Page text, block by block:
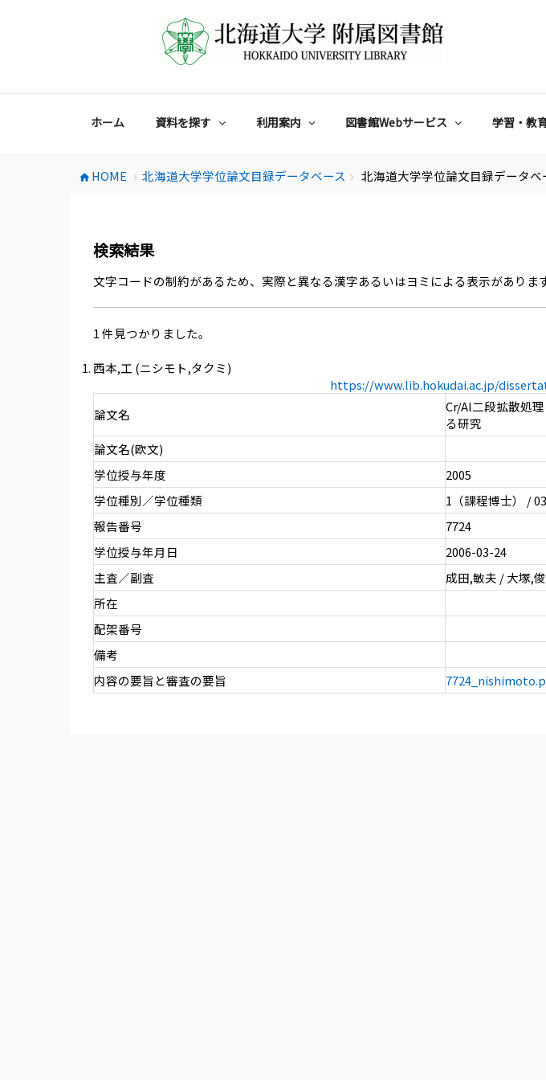
ホーム 資料を探す 利用案内 図書館Webサービス 学習・教
home HOME chevron_right 北海道大学学位論文目録データベース chevron_right 北海道大学学位論文目録データベ
検索結果
文字コードの制約があるため、実際と異なる漢字あるいはヨミによる表示がありま
1 件見つかりました。
西本,工 (ニシモト,タクミ)
https://www.lib.hokudai.ac.jp/
論文名
Cr/Al二段拡散処
る研究
論文名(欧文)
学位授与年度
2005
学位種別／学位種類
1（課程博士） /
報告番号
7724
学位授与年月日
2006-03-24
主査／副査
成田,敏夫 / 大塚,
所在
配架番号
備考
内容の要旨と審査の要旨